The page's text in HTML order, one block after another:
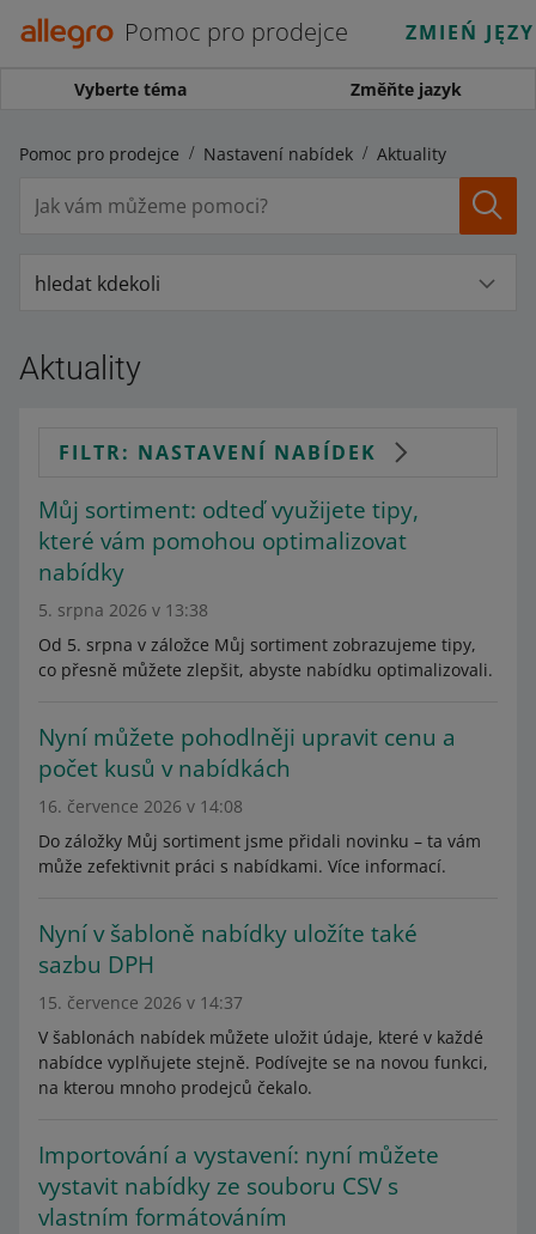
Pomoc pro prodejce ZMIEŃ
Vyberte téma Změňte jazyk
Pomoc pro prodejce Nastavení nabídek Aktuality
hledat kdekoli
Aktuality
FILTR: NASTAVENÍ NABÍDEK
Můj sortiment: odteď využijete tipy,
které vám pomohou optimalizovat
nabídky
5. srpna 2026 v 13:38
Od 5. srpna v záložce Můj sortiment zobrazujeme tipy,
co přesně můžete zlepšit, abyste nabídku optimalizovali.
Nyní můžete pohodlněji upravit cenu a
počet kusů v nabídkách
16. července 2026 v 14:08
Do záložky Můj sortiment jsme přidali novinku – ta vám
může zefektivnit práci s nabídkami. Více informací.
Nyní v šabloně nabídky uložíte také
sazbu DPH
15. července 2026 v 14:37
V šablonách nabídek můžete uložit údaje, které v každé
nabídce vyplňujete stejně. Podívejte se na novou funkci,
na kterou mnoho prodejců čekalo.
Importování a vystavení: nyní můžete
vystavit nabídky ze souboru CSV s
vlastním formátováním